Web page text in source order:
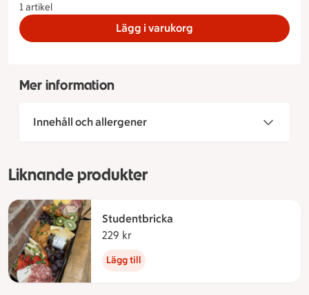
1 artikel
Lägg i varukorg
Mer information
Innehåll och allergener
Liknande produkter
Studentbricka
229 kr
Lägg till